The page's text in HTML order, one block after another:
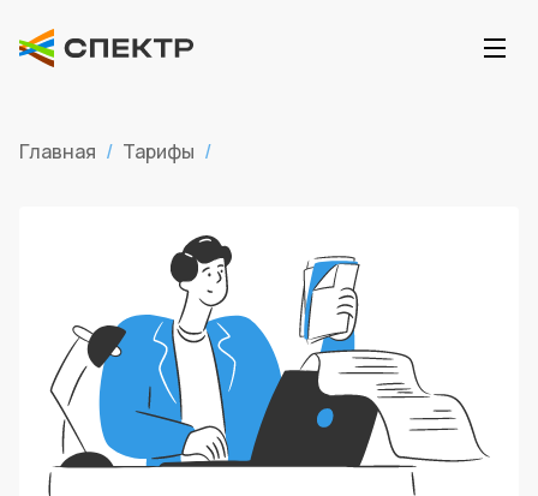
Главная / Тарифы /